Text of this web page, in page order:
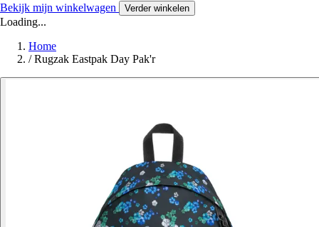
Bekijk mijn winkelwagen Verder winkelen
Loading...
Home
/ Rugzak Eastpak Day Pak'r